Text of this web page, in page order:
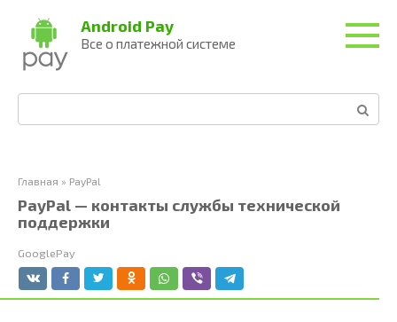
контенту
Android Pay
Все о платежной системе
Главная » PayPal
PayPal — контакты службы технической
поддержки
GooglePay